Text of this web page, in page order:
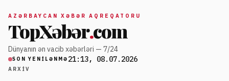
AZƏRBAYCAN XƏBƏR AQREQATORU
TopXəbər.com
Dünyanın ən vacib xəbərləri — 7/24
SON YENILƏNMƏ 21:13, 08.07.2026
ARXIV